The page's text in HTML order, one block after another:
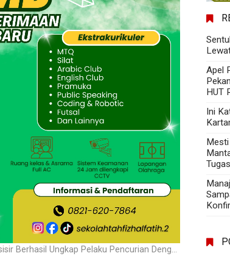
Ungkap Pelaku Pencurian Dengan Pemberatan
Apel
HUT
Ini